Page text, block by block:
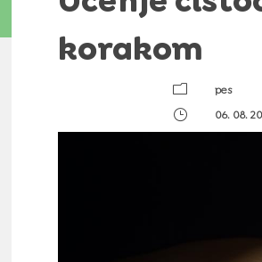
korakom
m
pes
}
06. 08.